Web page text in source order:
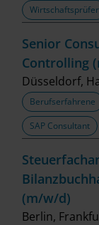
Wirtschaftsprüfer
Senior
Controlling
Düsseldorf,
Berufserfahrene
SAP Consultant
(m/w/d)
Berlin,